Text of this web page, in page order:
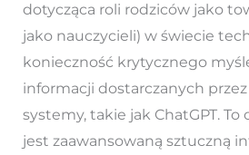
dotycząca roli rodziców jako
jako nauczycieli) w świecie
konieczność krytycznego
informacji dostarczanych
systemy, takie jak ChatGPT.
jest zaawansowaną sztuczną